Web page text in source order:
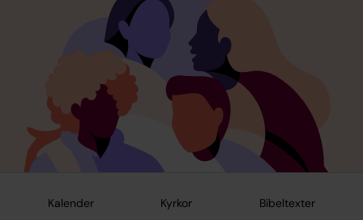
Kalender Kyrkor Bibeltexter